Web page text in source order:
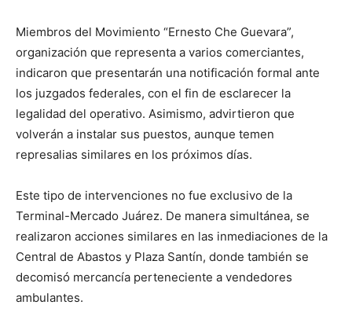
Miembros del Movimiento “Ernesto Che Guevara”,
organización que representa a varios comerciantes,
indicaron que presentarán una notificación formal ante
los juzgados federales, con el fin de esclarecer la
legalidad del operativo. Asimismo, advirtieron que
volverán a instalar sus puestos, aunque temen
represalias similares en los próximos días.
Este tipo de intervenciones no fue exclusivo de la
Terminal-Mercado Juárez. De manera simultánea, se
realizaron acciones similares en las inmediaciones de la
Central de Abastos y Plaza Santín, donde también se
decomisó mercancía perteneciente a vendedores
ambulantes.